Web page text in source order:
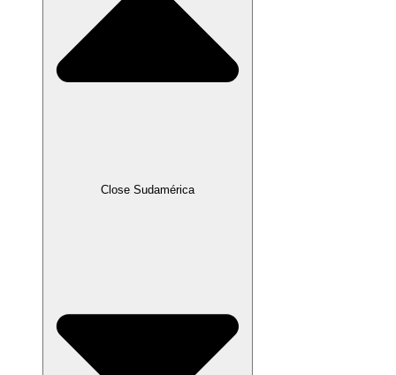
Close Sudamérica